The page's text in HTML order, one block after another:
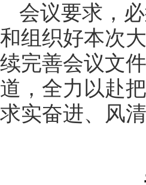
会议要求，
和组织好本次
续完善会议文
道，全力以赴
求实奋进、风